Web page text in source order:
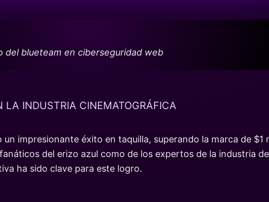
del blueteam en ciberseguridad web
LA INDUSTRIA CINEMATOGRÁFICA
impresionante éxito en taquilla, superando la marca de $1
del erizo azul como de los expertos de la industria
ha sido clave para este logro.